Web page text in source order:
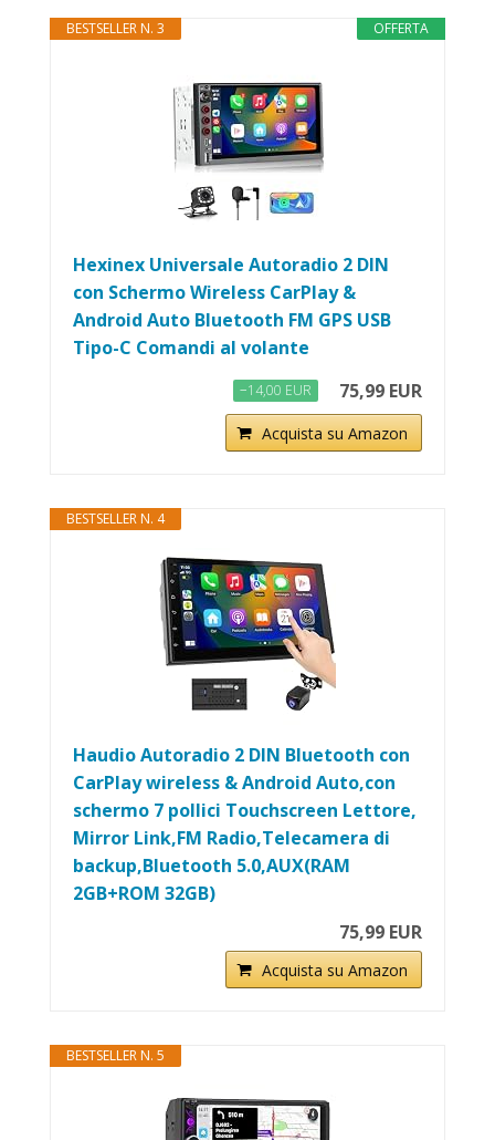
OFFERTA
BESTSELLER N. 3
Hexinex Universale Autoradio 2 DIN
con Schermo Wireless CarPlay &
Android Auto Bluetooth FM GPS USB
Tipo-C Comandi al volante
−14,00 EUR 75,99 EUR
Acquista su Amazon
BESTSELLER N. 4
Haudio Autoradio 2 DIN Bluetooth con
CarPlay wireless & Android Auto,con
schermo 7 pollici Touchscreen Lettore,
Mirror Link,FM Radio,Telecamera di
backup,Bluetooth 5.0,AUX(RAM
2GB+ROM 32GB)
75,99 EUR
Acquista su Amazon
BESTSELLER N. 5